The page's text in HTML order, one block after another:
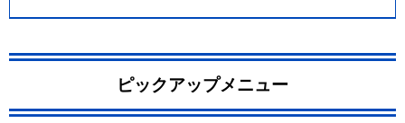
ピックアップメニュー